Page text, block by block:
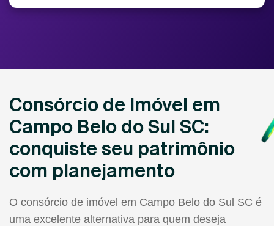
Consórcio de Imóvel em
Campo Belo do Sul SC:
conquiste seu patrimônio
com planejamento
O consórcio de imóvel em Campo Belo do Sul SC é
uma excelente alternativa para quem deseja